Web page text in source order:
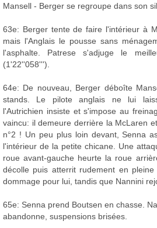
Mansell - Berger se regroupe dans son
63e: Berger tente de faire l'intérieur à
mais l'Anglais le pousse sans
l'asphalte. Patrese s'adjuge le
(1'22''058''').
64e: De nouveau, Berger déboîte
stands. Le pilote anglais ne lui
l'Autrichien insiste et s'impose au
vaincu: il demeure derrière la McLaren
n°2 ! Un peu plus loin devant, Senna
l'intérieur de la petite chicane. Une
roue avant-gauche heurte la roue
décolle puis atterrit rudement en
dommage pour lui, tandis que Nannini
65e: Senna prend Boutsen en chasse.
abandonne, suspensions brisées.